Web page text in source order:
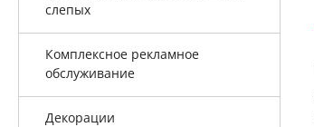
слепых
Комплексное рекламное
обслуживание
Декорации